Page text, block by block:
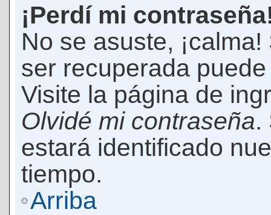
¡Perdí mi
No se asuste,
ser recuperada
Visite la página de
Olvidé mi contraseña.
estará identificado
tiempo.
Arriba